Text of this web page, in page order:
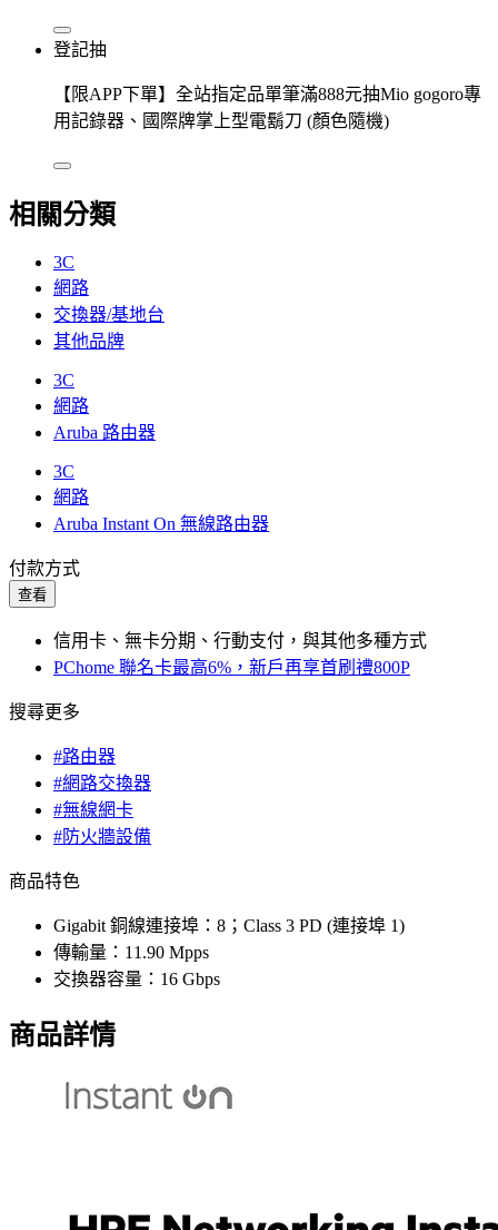
登記抽
【限APP下單】全站指定品單筆滿888元抽Mio gogoro專
用記錄器、國際牌掌上型電鬍刀 (顏色隨機)
相關分類
3C
網路
交換器/基地台
其他品牌
3C
網路
Aruba 路由器
3C
網路
Aruba Instant On 無線路由器
付款方式
查看
信用卡、無卡分期、行動支付，與其他多種方式
PChome 聯名卡最高6%，新戶再享首刷禮800P
搜尋更多
#路由器
#網路交換器
#無線網卡
#防火牆設備
商品特色
Gigabit 銅線連接埠：8；Class 3 PD (連接埠 1)
傳輸量：11.90 Mpps
交換器容量：16 Gbps
商品詳情